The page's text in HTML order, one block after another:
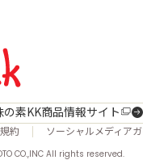
の素KK商品情報サイト
約 ソーシャルメディア
CO.,INC All rights reserved.